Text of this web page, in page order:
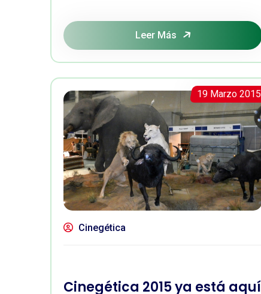
Leer Más
19 Marzo 2015
Cinegética
Cinegética 2015 ya está aquí